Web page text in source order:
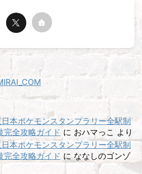
日本ポケモンスタンプラリー全駅制
完全攻略ガイド に おハマっこ より
本ポケモンスタンプラリー全駅制
完全攻略ガイド に ななしのゴンゾ